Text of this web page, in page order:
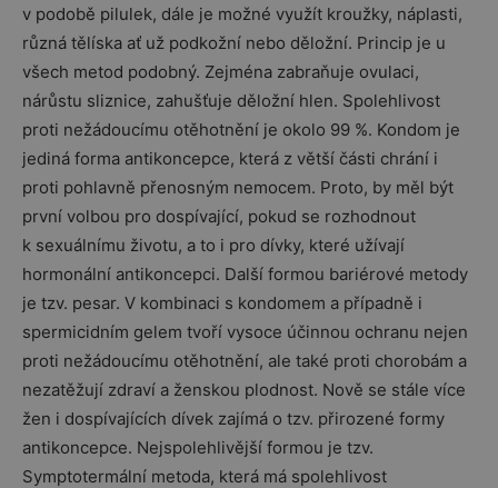
v podobě pilulek, dále je možné využít kroužky, náplasti,
různá tělíska ať už podkožní nebo děložní. Princip je u
všech metod podobný. Zejména zabraňuje ovulaci,
nárůstu sliznice, zahušťuje děložní hlen. Spolehlivost
proti nežádoucímu otěhotnění je okolo 99 %. Kondom je
jediná forma antikoncepce, která z větší části chrání i
proti pohlavně přenosným nemocem. Proto, by měl být
první volbou pro dospívající, pokud se rozhodnout
k sexuálnímu životu, a to i pro dívky, které užívají
hormonální antikoncepci. Další formou bariérové metody
je tzv. pesar. V kombinaci s kondomem a případně i
spermicidním gelem tvoří vysoce účinnou ochranu nejen
proti nežádoucímu otěhotnění, ale také proti chorobám a
nezatěžují zdraví a ženskou plodnost. Nově se stále více
žen i dospívajících dívek zajímá o tzv. přirozené formy
antikoncepce. Nejspolehlivější formou je tzv.
Symptotermální metoda, která má spolehlivost